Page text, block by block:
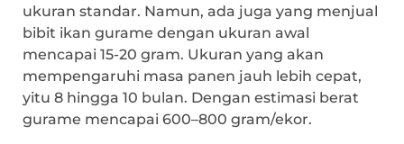
ukuran standar. Namun, ada juga yang menjual
bibit ikan gurame dengan ukuran awal
mencapai 15-20 gram. Ukuran yang akan
mempengaruhi masa panen jauh lebih cepat,
yitu 8 hingga 10 bulan. Dengan estimasi berat
gurame mencapai 600–800 gram/ekor.